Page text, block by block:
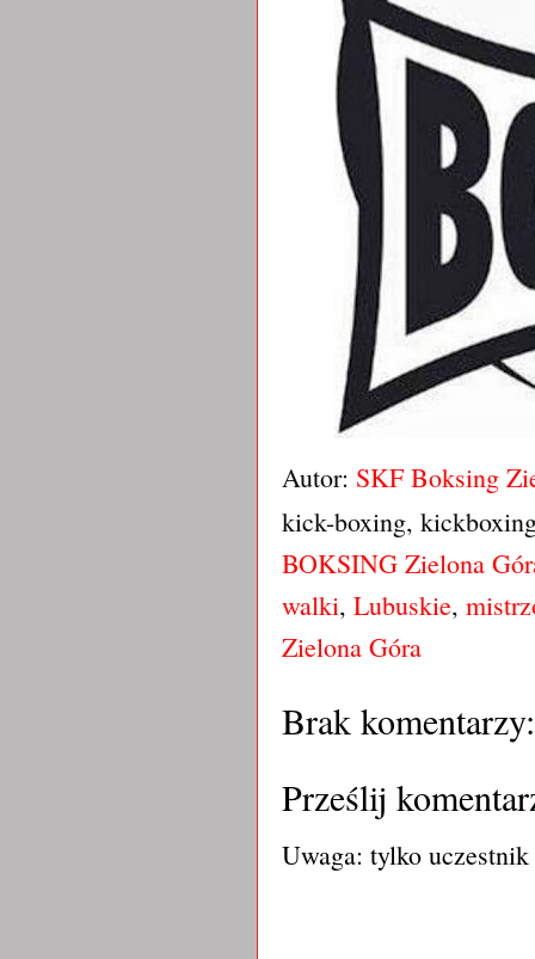
Autor: SKF Boksing
kick-boxing,
BOKSING Zielona
walki, Lubuskie,
Zielona Góra
Brak komentarzy:
Prześlij
Uwaga: tylko uczestnik